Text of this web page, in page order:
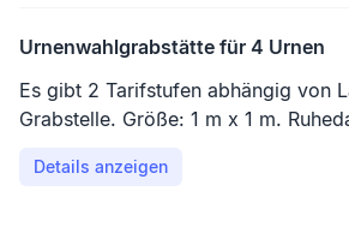
Urnenwahlgrabstätte für 4 Urnen
Es gibt 2 Tarifstufen abhängig von
Grabstelle. Größe: 1 m x 1 m.
Details anzeigen